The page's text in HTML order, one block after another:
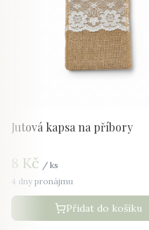
Jutová kapsa na příbory
8 Kč / ks
4 dny pronájmu
Přidat do košíku